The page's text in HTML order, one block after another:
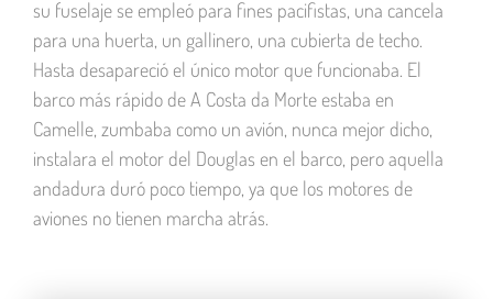
su fuselaje se empleó para fines pacifistas, una cancela
para una huerta, un gallinero, una cubierta de techo.
Hasta desapareció el único motor que funcionaba. El
barco más rápido de A Costa da Morte estaba en
Camelle, zumbaba como un avión, nunca mejor dicho,
instalara el motor del Douglas en el barco, pero aquella
andadura duró poco tiempo, ya que los motores de
aviones no tienen marcha atrás.